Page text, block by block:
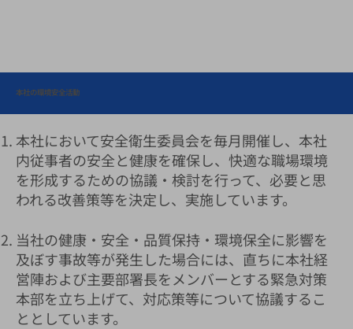
本社の環境安全活動
本社において安全衛生委員会を毎月開催し、本社
内従事者の安全と健康を確保し、快適な職場環境
を形成するための協議・検討を行って、必要と思
われる改善策等を決定し、実施しています。
当社の健康・安全・品質保持・環境保全に影響を
及ぼす事故等が発生した場合には、直ちに本社経
営陣および主要部署長をメンバーとする緊急対策
本部を立ち上げて、対応策等について協議するこ
ととしています。